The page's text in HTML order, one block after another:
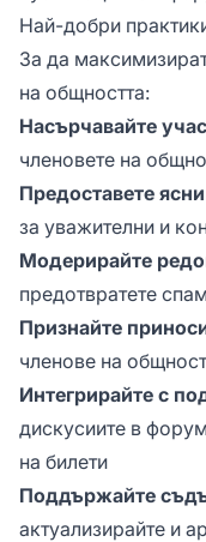
Най-добри
За да
на общността:
Насърчавайте
членовете на
Предоставете
за уважителни и
Модерирайте
предотвратете
Признайте
членове на
Интегрирайте с
дискусиите в
на билети
Поддържайте
актуализирайте и